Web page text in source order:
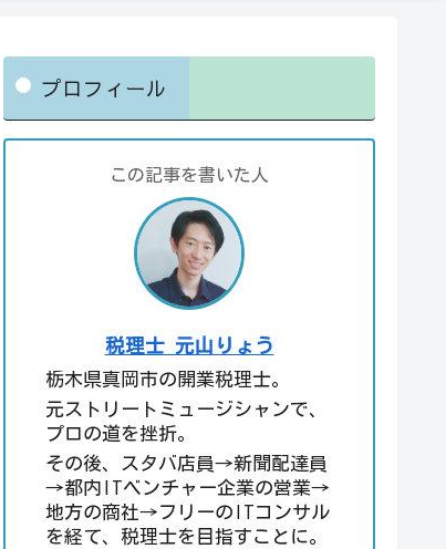
プロフィール
この記事を書いた人
税理士 元山りょう
栃木県真岡市の開業税理士。
元ストリートミュージシャンで、
プロの道を挫折。
その後、スタバ店員→新聞配達員
→都内ITベンチャー企業の営業→
地方の商社→フリーのITコンサル
を経て、税理士を目指すことに。